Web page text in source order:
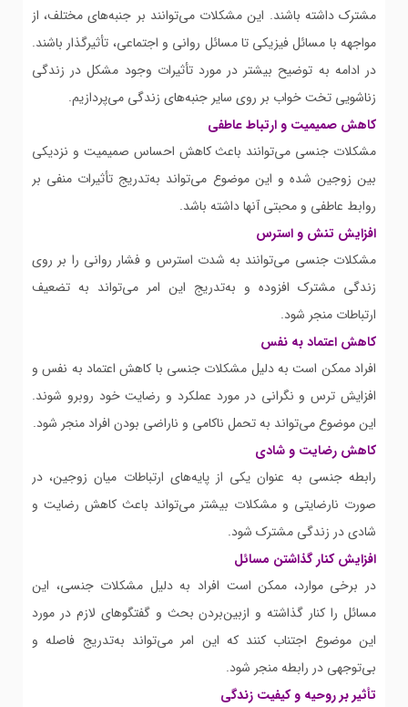
مشترک داشته باشند. این مشکلات می‌توانند بر جنبه‌های مختلف، از
مواجهه با مسائل فیزیکی تا مسائل روانی و اجتماعی، تأثیرگذار باشند.
در ادامه به توضیح بیشتر در مورد تأثیرات وجود مشکل در زندگی
زناشویی تخت خواب بر روی سایر جنبه‌های زندگی می‌پردازیم.
کاهش صمیمیت و ارتباط عاطفی
مشکلات جنسی می‌توانند باعث کاهش احساس صمیمیت و نزدیکی
بین زوجین شده و این موضوع می‌تواند به‌تدریج تأثیرات منفی بر
روابط عاطفی و محبتی آنها داشته باشد.
افزایش تنش و استرس
مشکلات جنسی می‌توانند به شدت استرس و فشار روانی را بر روی
زندگی مشترک افزوده و به‌تدریج این امر می‌تواند به تضعیف
ارتباطات منجر شود.
کاهش اعتماد به نفس
افراد ممکن است به دلیل مشکلات جنسی با کاهش اعتماد به نفس و
افزایش ترس و نگرانی در مورد عملکرد و رضایت خود روبرو شوند.
این موضوع می‌تواند به تحمل ناکامی و ناراضی بودن افراد منجر شود.
کاهش رضایت و شادی
رابطه جنسی به عنوان یکی از پایه‌های ارتباطات میان زوجین، در
صورت نارضایتی و مشکلات بیشتر می‌تواند باعث کاهش رضایت و
شادی در زندگی مشترک شود.
افزایش کنار گذاشتن مسائل
در برخی موارد، ممکن است افراد به دلیل مشکلات جنسی، این
مسائل را کنار گذاشته و ازبین‌بردن بحث و گفتگوهای لازم در مورد
این موضوع اجتناب کنند که این امر می‌تواند به‌تدریج فاصله و
بی‌توجهی در رابطه منجر شود.
تأثیر بر روحیه و کیفیت زندگی